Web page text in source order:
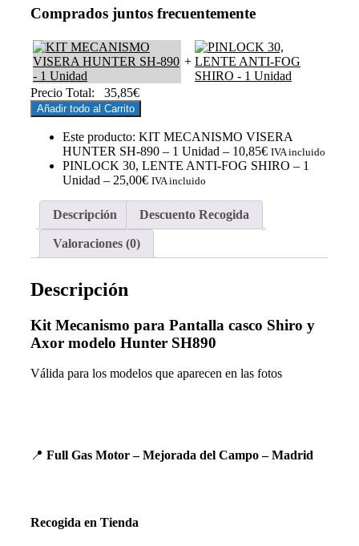
Comprados juntos frecuentemente
+
Precio Total: 35,85€
Añadir todo al Carrito
Este producto: KIT MECANISMO VISERA
HUNTER SH-890 – 1 Unidad – 10,85€ IVA incluido
PINLOCK 30, LENTE ANTI-FOG SHIRO – 1
Unidad – 25,00€ IVA incluido
Descripción Descuento Recogida
Valoraciones (0)
Descripción
Kit Mecanismo para Pantalla casco Shiro y
Axor modelo Hunter SH890
Válida para los modelos que aparecen en las fotos
📍 Full Gas Motor – Mejorada del Campo – Madrid
Recogida en Tienda